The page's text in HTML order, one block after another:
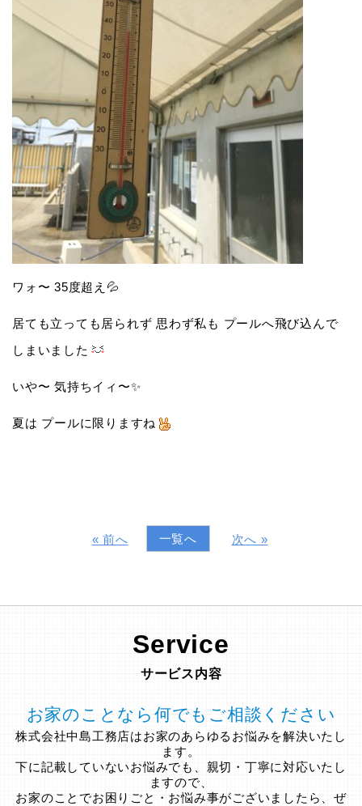
ワォ〜 35度超え💦
居ても立っても居られず 思わず私も プールへ飛び込んで
しまいました
いや〜 気持ちイィ〜✨
夏は プールに限りますね
« 前へ 一覧へ 次へ »
Service
サービス内容
お家のことなら何でもご相談ください
株式会社中島工務店はお家のあらゆるお悩みを解決いたし
ます。
下に記載していないお悩みでも、親切・丁寧に対応いたし
ますので、
お家のことでお困りごと・お悩み事がございましたら、ぜ